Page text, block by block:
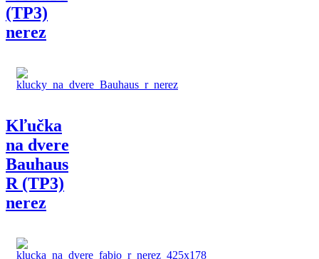
(TP3)
nerez
Kľučka
na dvere
Bauhaus
R (TP3)
nerez